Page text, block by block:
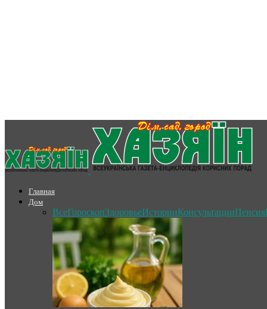
Главная
Дом
ВсеГороскопЗдоровьеИсторииКонсультацииПенсия